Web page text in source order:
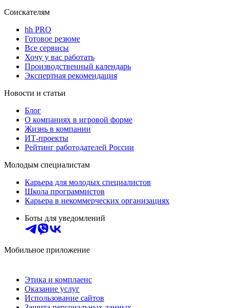
Соискателям
hh PRO
Готовое резюме
Все сервисы
Хочу у вас работать
Производственный календарь
Экспертная рекомендация
Новости и статьи
Блог
О компаниях в игровой форме
Жизнь в компании
ИТ-проекты
Рейтинг работодателей России
Молодым специалистам
Карьера для молодых специалистов
Школа программистов
Карьера в некоммерческих организациях
Боты для уведомлений
Мобильное приложение
Этика и комплаенс
Оказание услуг
Использование сайтов